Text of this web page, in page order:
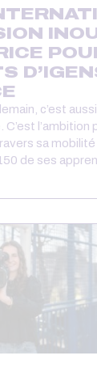
c’est
l’ambition
sa
de ses